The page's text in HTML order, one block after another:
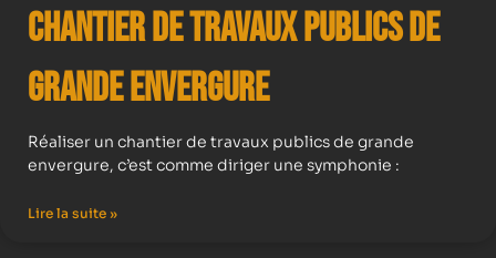
Chantier de Travaux Publics de
Grande Envergure
Réaliser un chantier de travaux publics de grande
envergure, c’est comme diriger une symphonie :
Lire la suite »